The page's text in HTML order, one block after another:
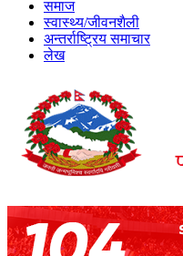
समाज
स्वास्थ्य/जीवनशैली
अन्तर्राष्ट्रिय समाचार
लेख